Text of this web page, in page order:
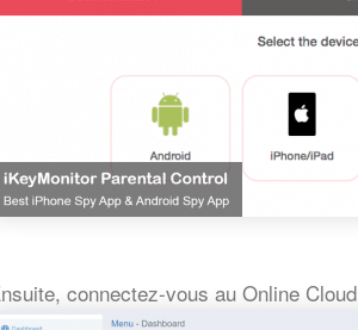
connectez-vous au Online